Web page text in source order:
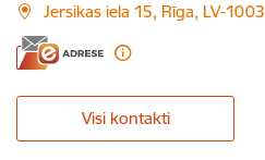
Jersikas iela 15, Rīga, LV-1003
Visi kontakti